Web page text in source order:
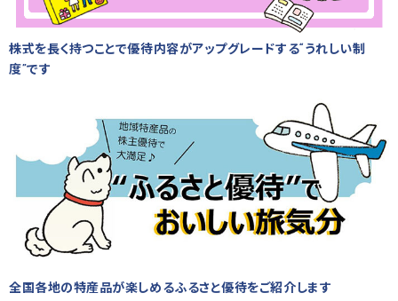
株式を長く持つことで優待内容がアップグレードする“うれしい制
度”です
全国各地の特産品が楽しめるふるさと優待をご紹介します